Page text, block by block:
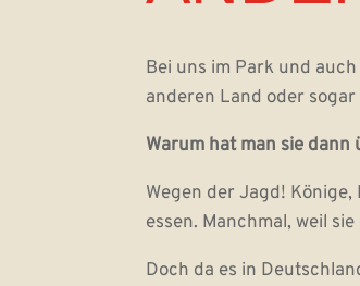
Bei uns im Park und
anderen Land oder
Warum hat man sie
Wegen der Jagd!
essen. Manchmal, weil
Doch da es in